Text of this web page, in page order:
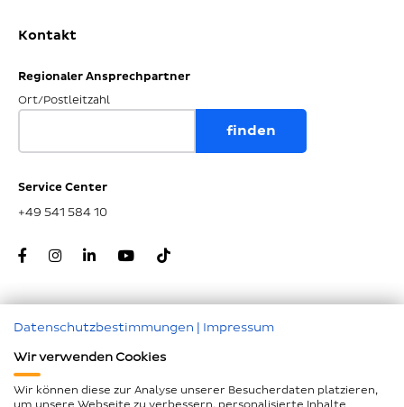
Kontakt
Regionaler Ansprechpartner
Ort/Postleitzahl
Service Center
+49 541 584 10
Nachunternehmer
Datenschutzbestimmungen | Impressum
Wir verwenden Cookies
Wir können diese zur Analyse unserer Besucherdaten platzieren,